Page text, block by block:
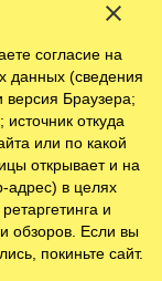
согласие на
данных (сведения
Браузера;
откуда
или по какой
открывает и на
адрес) в целях
и
обзоров. Если вы
покиньте сайт.